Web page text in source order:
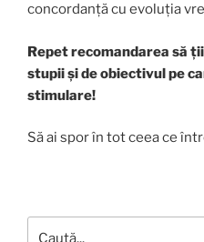
concordanță cu evoluția
Repet recomandarea să
stupii și de obiectivul pe
stimulare!
Să ai spor în tot ceea ce